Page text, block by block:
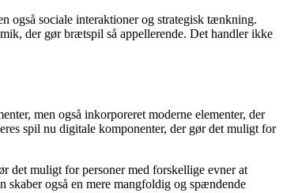
også sociale interaktioner og strategisk tænkning.
der gør brætspil så appellerende. Det handler ikke
men også inkorporeret moderne elementer, der
spil nu digitale komponenter, der gør det muligt for
det muligt for personer med forskellige evner at
også en mere mangfoldig og spændende